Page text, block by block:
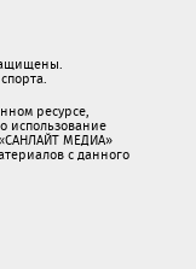
ресурсе,
использование
МЕДИА»
с данного